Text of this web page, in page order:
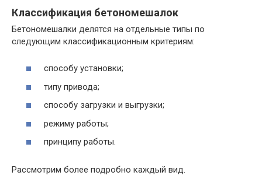
Классификация бетономешалок
Бетономешалки делятся на отдельные типы по
следующим классификационным критериям:
способу установки;
типу привода;
способу загрузки и выгрузки;
режиму работы;
принципу работы.
Рассмотрим более подробно каждый вид.